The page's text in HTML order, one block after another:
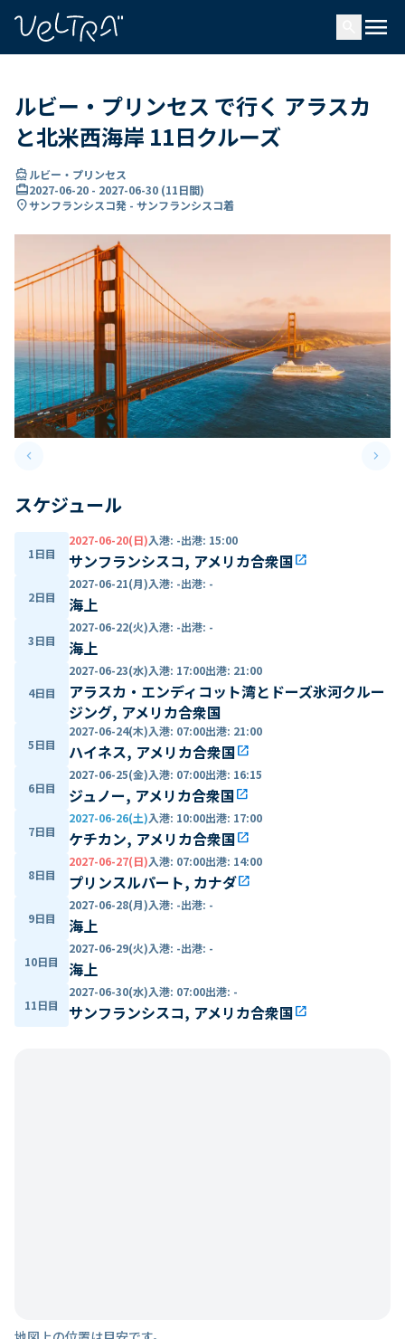
menu
ルビー・プリンセス で行く アラスカ
と北米西海岸 11日クルーズ
directions_boatルビー・プリンセス
card_travel2027-06-20 - 2027-06-30 (11日間)
location_onサンフランシスコ発 - サンフランシスコ着
keyboard_arrow_leftPrevious slide keyboard_arrow_right
スケジュール
1日目
2027-06-20(日)入港: -出港: 15:00
サンフランシスコ, アメリカ合衆国open_in_new
2日目
2027-06-21(月)入港: -出港: -
海上
3日目
2027-06-22(火)入港: -出港: -
海上
4日目
2027-06-23(水)入港: 17:00出港: 21:00
アラスカ・エンディコット湾とドーズ氷河クルー
ジング, アメリカ合衆国
5日目
2027-06-24(木)入港: 07:00出港: 21:00
ハイネス, アメリカ合衆国open_in_new
6日目
2027-06-25(金)入港: 07:00出港: 16:15
ジュノー, アメリカ合衆国open_in_new
7日目
2027-06-26(土)入港: 10:00出港: 17:00
ケチカン, アメリカ合衆国open_in_new
8日目
2027-06-27(日)入港: 07:00出港: 14:00
プリンスルパート, カナダopen_in_new
9日目
2027-06-28(月)入港: -出港: -
海上
10日目
2027-06-29(火)入港: -出港: -
海上
11日目
2027-06-30(水)入港: 07:00出港: -
サンフランシスコ, アメリカ合衆国open_in_new